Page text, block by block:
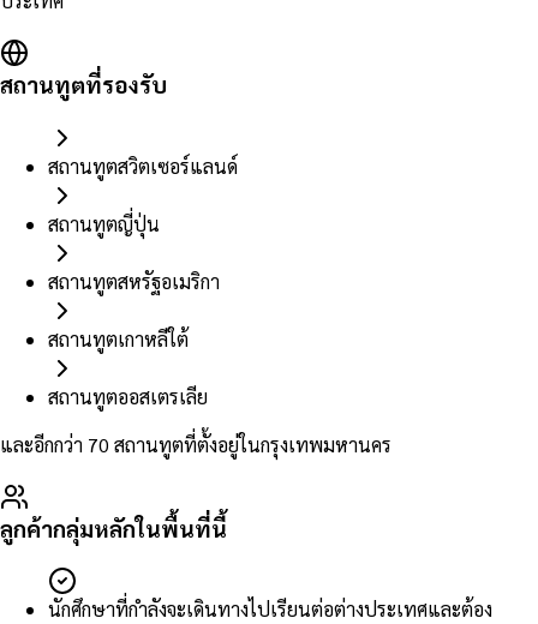
สถานทูตที่รองรับ
สถานทูตสวิตเซอร์แลนด์
สถานทูตญี่ปุ่น
สถานทูตสหรัฐอเมริกา
สถานทูตเกาหลีใต้
สถานทูตออสเตรเลีย
และอีกกว่า 70 สถานทูตที่ตั้งอยู่ในกรุงเทพมหานคร
ลูกค้ากลุ่มหลักในพื้นที่นี้
นักศึกษาที่กำลังจะเดินทางไปเรียนต่อต่างประเทศและต้อง